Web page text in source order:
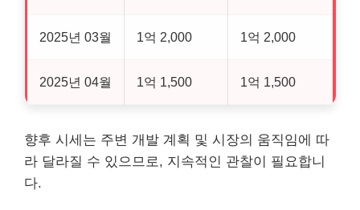
2025년 03월 1억 2,000 1억 2,000
2025년 04월 1억 1,500 1억 1,500
향후 시세는 주변 개발 계획 및 시장의 움직임에 따
라 달라질 수 있으므로, 지속적인 관찰이 필요합니
다.